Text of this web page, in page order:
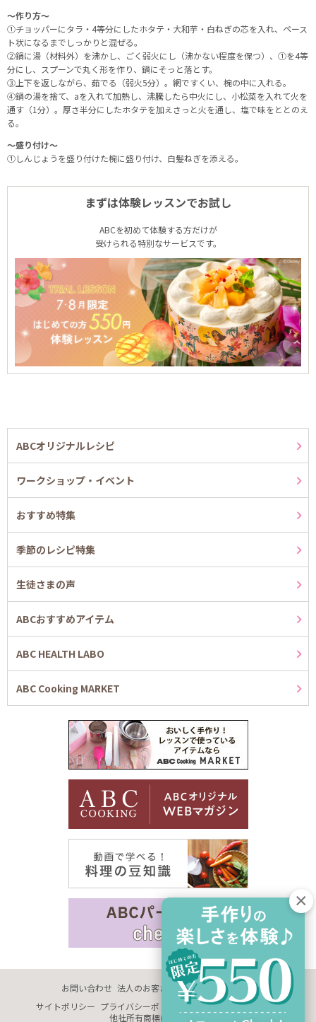
～作り方～
①チョッパーにタラ・4等分にしたホタテ・大和芋・白ねぎの芯を入れ、ペース
ト状になるまでしっかりと混ぜる。
②鍋に湯（材料外）を沸かし、ごく弱火にし（沸かない程度を保つ）、①を4等
分にし、スプーンで丸く形を作り、鍋にそっと落とす。
③上下を返しながら、茹でる（弱火5分）。網ですくい、椀の中に入れる。
④鍋の湯を捨て、aを入れて加熱し、沸騰したら中火にし、小松菜を入れて火を
通す（1分）。厚さ半分にしたホタテを加えさっと火を通し、塩で味をととのえ
る。
～盛り付け～
①しんじょうを盛り付けた椀に盛り付け、白髪ねぎを添える。
まずは体験レッスンでお試し
ABCを初めて体験する方だけが
受けられる特別なサービスです。
ABCオリジナルレシピ
ワークショップ・イベント
おすすめ特集
季節のレシピ特集
生徒さまの声
ABCおすすめアイテム
ABC HEALTH LABO
ABC Cooking MARKET
お問い合わせ 法人のお客さま 企業情報
採用情報
サイトポリシー プライバシーポリシー サイトマップ 推奨環境
他社所有商標に関する表示